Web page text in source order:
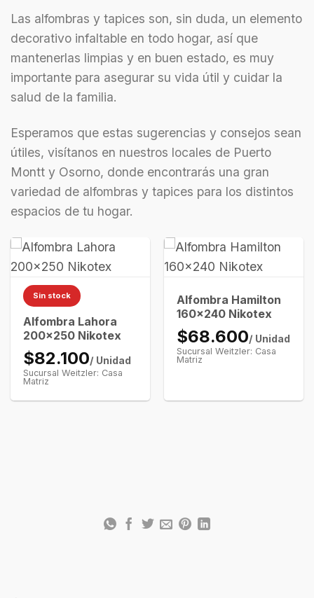
Las alfombras y tapices son, sin duda, un elemento
decorativo infaltable en todo hogar, así que
mantenerlas limpias y en buen estado, es muy
importante para asegurar su vida útil y cuidar la
salud de la familia.
Esperamos que estas sugerencias y consejos sean
útiles, visítanos en nuestros locales de Puerto
Montt y Osorno, donde encontrarás una gran
variedad de alfombras y tapices para los distintos
espacios de tu hogar.
Sin stock
Alfombra Lahora
200×250 Nikotex
$82.100/ Unidad
Sucursal Weitzler: Casa
Matriz
Alfombra Hamilton
160×240 Nikotex
$68.600/ Unidad
Sucursal Weitzler: Casa
Matriz